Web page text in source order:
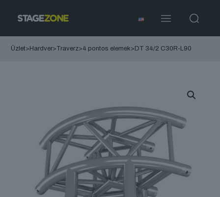
Üzlet> Hardver>Traverz>4 pontos elemek> DT 34/2 C30R-L90